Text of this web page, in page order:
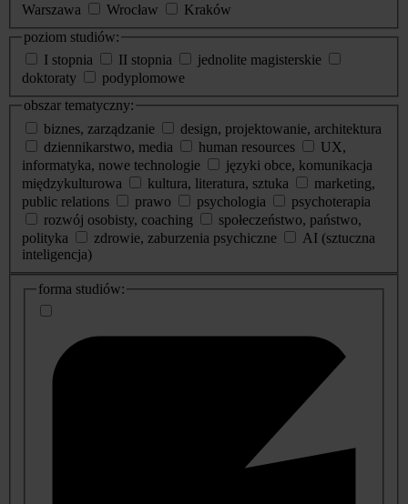
Warszawa
Wrocław
Kraków
poziom studiów:
I stopnia
II stopnia
jednolite magisterskie
doktoraty
podyplomowe
obszar tematyczny:
biznes, zarządzanie
design, projektowanie, architektura
dziennikarstwo, media
human resources
UX,
informatyka, nowe technologie
języki obce, komunikacja
międzykulturowa
kultura, literatura, sztuka
marketing,
public relations
prawo psychologia
psychoterapia
rozwój osobisty, coaching
społeczeństwo, państwo,
polityka
zdrowie, zaburzenia psychiczne
AI (sztuczna
inteligencja)
dodatkowe
informacje
forma studiów: